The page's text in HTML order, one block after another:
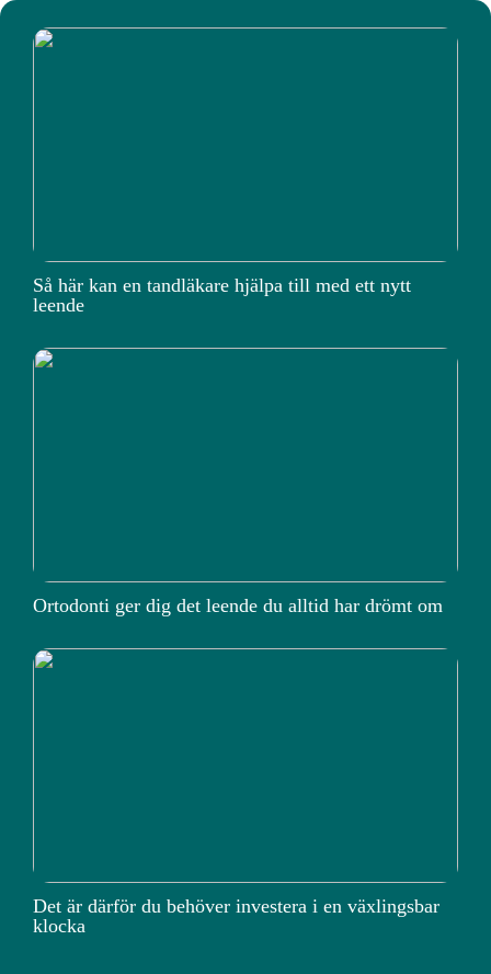
Så här kan en tandläkare hjälpa till med ett nytt
leende
Ortodonti ger dig det leende du alltid har drömt om
Det är därför du behöver investera i en växlingsbar
klocka